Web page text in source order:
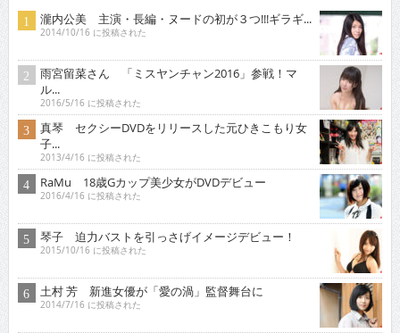
瀧内公美 主演・長編・ヌードの初が３つ!!!ギラギ...
2014/10/16 に投稿された
雨宮留菜さん 「ミスヤンチャン2016」参戦！マ
ル...
2016/5/16 に投稿された
真琴 セクシーDVDをリリースした元ひきこもり女
子...
2013/4/16 に投稿された
RaMu 18歳Gカップ美少女がDVDデビュー
2016/4/16 に投稿された
琴子 迫力バストを引っさげイメージデビュー！
2015/10/16 に投稿された
土村 芳 新進女優が「愛の渦」監督舞台に
2014/7/16 に投稿された